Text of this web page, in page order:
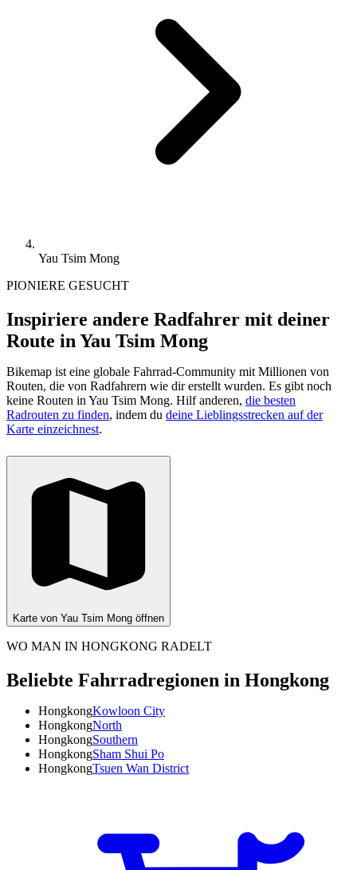
Yau Tsim Mong
PIONIERE GESUCHT
Inspiriere andere Radfahrer mit deiner
Route in Yau Tsim Mong
Bikemap ist eine globale Fahrrad-Community mit Millionen von
Routen, die von Radfahrern wie dir erstellt wurden. Es gibt noch
keine Routen in Yau Tsim Mong. Hilf anderen, die besten
Radrouten zu finden, indem du deine Lieblingsstrecken auf der
Karte einzeichnest.
Karte von Yau Tsim Mong öffnen
WO MAN IN HONGKONG RADELT
Beliebte Fahrradregionen in Hongkong
HongkongKowloon City
HongkongNorth
HongkongSouthern
HongkongSham Shui Po
HongkongTsuen Wan District